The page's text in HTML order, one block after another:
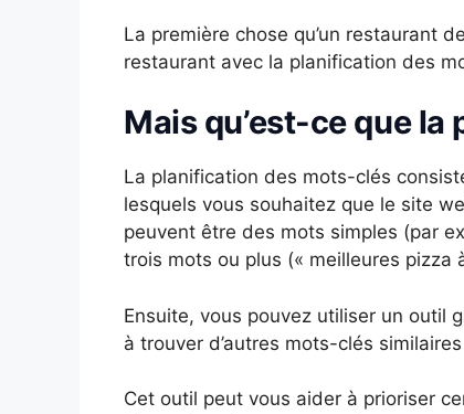
La première chose qu’un restaurant
restaurant avec la planification des
Mais qu’est-ce que
La planification des mots-clés
lesquels vous souhaitez que le site
peuvent être des mots simples (par
trois mots ou plus (« meilleures pizza
Ensuite, vous pouvez utiliser un outil
à trouver d’autres mots-clés
Cet outil peut vous aider à prioriser